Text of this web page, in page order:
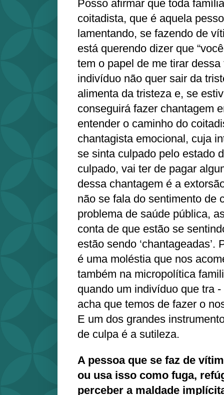
Posso afirmar que toda
coitadista, que é aquela
lamentando, se fazendo de
está querendo dizer que
tem o papel de me tirar dessa
indivíduo não quer sair da
alimenta da tristeza e, se
conseguirá fazer chantagem
entender o caminho do
chantagista emocional, cuja
se sinta culpado pelo estado
culpado, vai ter de pagar
dessa chantagem é a
não se fala do sentimento de
problema de saúde pública,
conta de que estão se
estão sendo ‘chantageadas’.
é uma moléstia que nos
também na micropolítica
quando um indivíduo que tra
acha que temos de fazer o
E um dos grandes
de culpa é a sutileza.
A pessoa que se faz de
ou usa isso como fuga,
perceber a maldade